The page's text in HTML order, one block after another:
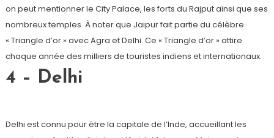
on peut mentionner le City Palace, les forts du Rajput ainsi que ses
nombreux temples. À noter que Jaipur fait partie du célèbre
« Triangle d’or » avec Agra et Delhi. Ce « Triangle d’or » attire
chaque année des milliers de touristes indiens et internationaux.
4 – Delhi
Delhi est connu pour être la capitale de l’Inde, accueillant les